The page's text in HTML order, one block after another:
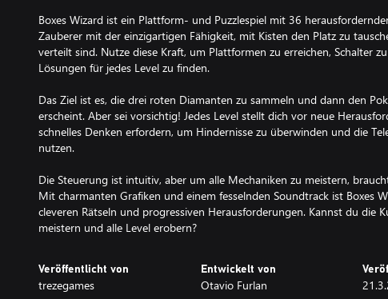
Boxes Wizard ist ein Plattform- und Puzzlespiel mit 36
Zauberer mit der einzigartigen Fähigkeit, mit Kisten den Platz zu
verteilt sind. Nutze diese Kraft, um Plattformen zu erreichen, Schalter
Lösungen für jedes Level zu finden.
Das Ziel ist es, die drei roten Diamanten zu sammeln und dann den
erscheint. Aber sei vorsichtig! Jedes Level stellt dich vor neue
schnelles Denken erfordern, um Hindernisse zu überwinden und die
nutzen.
Die Steuerung ist intuitiv, aber um alle Mechaniken zu meistern,
Mit charmanten Grafiken und einem fesselnden Soundtrack ist Boxes
cleveren Rätseln und progressiven Herausforderungen. Kannst du die
meistern und alle Level erobern?
Veröffentlicht von
trezegames
Entwickelt von
Otavio Furlan